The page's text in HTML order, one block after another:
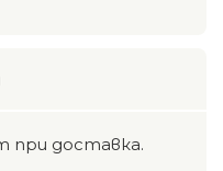
при доставка.